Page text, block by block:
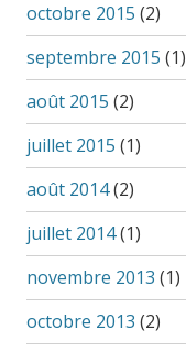
octobre 2015 (2)
septembre 2015 (1)
août 2015 (2)
juillet 2015 (1)
août 2014(2)
juillet 2014(1)
novembre 2013 (1)
octobre 2013 (2)